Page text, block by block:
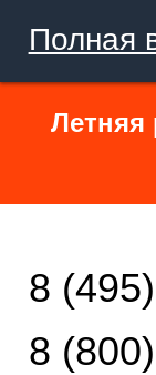
Полная
Летняя
8
8